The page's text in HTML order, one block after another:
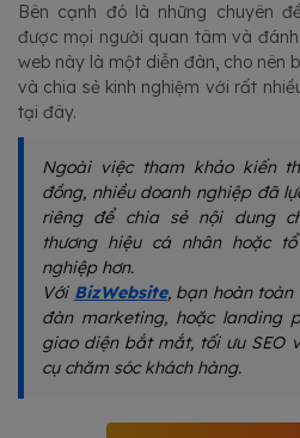
Bên cạnh đó là những chuyên
được mọi người quan tâm và
web này là một diễn đàn, cho nên
và chia sẻ kinh nghiệm với rất
tại đây.
Ngoài việc tham khảo kiến
đồng, nhiều doanh nghiệp đã
riêng để chia sẻ nội dung
thương hiệu cá nhân hoặc
nghiệp hơn.
Với BizWebsite, bạn hoàn
đàn marketing, hoặc landing
giao diện bắt mắt, tối ưu SEO
cụ chăm sóc khách hàng.